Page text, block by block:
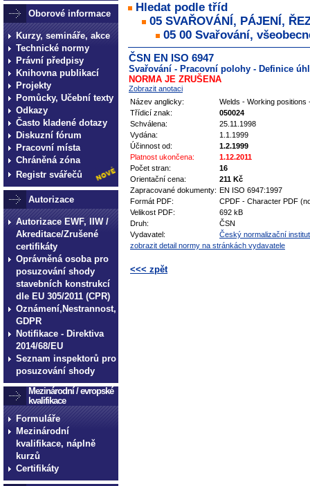
Oborové informace
Kurzy, semináře, akce
Technické normy
Právní předpisy
Knihovna publikací
Projekty
Pomůcky, Učební texty
Odkazy
Často kladené dotazy
Diskuzní fórum
Pracovní místa
Chráněná zóna
Registr svářečů
Autorizace
Autorizace EWF, IIW /
Akreditace/Zrušené
certifikáty
Oprávněná osoba pro
posuzování shody
stavebních konstrukcí
dle EU 305/2011 (CPR)
Oznámení,Nestrannost,
GDPR
Notifikace - Direktiva
2014/68/EU
Seznam inspektorů pro
posuzování shody
Mezinárodní / evropské
kvalifikace
Formuláře
Mezinárodní
kvalifikace, náplně
kurzů
Certifikáty
Hledat podle tříd
05 SVAŘOVÁNÍ, PÁJENÍ,
05 00 Svařování,
ČSN EN ISO 6947
Svařování - Pracovní polohy - Definice
NORMA JE ZRUŠENA
Zobrazit anotaci
Název anglicky:
Welds - Working positions
Třídicí znak:
050024
Schválena:
25.11.1998
Vydána:
1.1.1999
Účinnost od:
1.2.1999
Platnost ukončena:
1.12.2011
Počet stran:
16
Orientační cena:
211 Kč
Zapracované dokumenty: EN ISO 6947:1997
Formát PDF:
CPDF - Character PDF
Velikost PDF:
692 kB
Druh:
ČSN
Vydavatel:
Český normalizační institut
zobrazit detail normy na stránkách vydavatele
<<< zpět